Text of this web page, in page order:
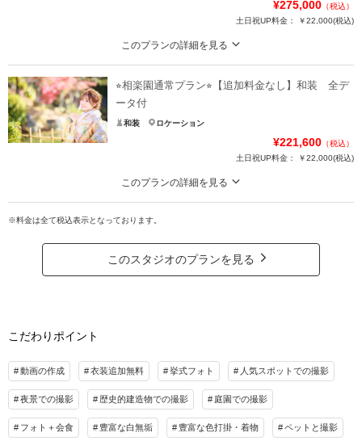
¥275,000 （税込）
土日祝UP料金：
￥22,000(税込)
このプランの詳細を見る
期間限定お得な"今"だから選べるキャンペーン！
※安心の雨天保証あり
○撮影 和装＋洋装ロケ
○衣装（ウェディングorカラー）
○衣装（白無垢or色打掛）
◯ヘアメイクアテンド
プラン詳細
アルバム
家族と撮影 家族用衣装レンタル ペットと撮影
その他含むもの
ブライダルインナー・ウィングカラーシャツ・ブーケ＆ブートニア・ベール・シュー
⭐︎相楽園通常プラン⭐︎【追加料金なし】和装 全デ
ータ付
和装 ロケーション
¥221,600 （税込）
土日祝UP料金：
￥22,000(税込)
このプランの詳細を見る
神戸相楽園のロケ撮影
○ロケーション撮影
○全データ 100カット以上
○アテンドスタッフ1名
プラン詳細
撮影料 新婦衣装1着
着付け ヘアメイク 小物一式
※料金は全て税込表示となっております。
このスタジオのプランを見る
こだわりポイント
動画の作成 衣装追加無料 挙式フォト 人気スポットでの撮影
夜景での撮影 歴史的建造物での撮影 庭園での撮影
フォト＋会食 豊富な白無垢 豊富な色打掛・着物 ペットと撮影